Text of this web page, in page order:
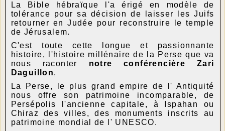
La Bible hébraïque l'a érigé en modèle de
tolérance pour sa décision de laisser les Juifs
retourner en Judée pour reconstruire le temple
de Jérusalem.
C'est toute cette longue et passionnante
histoire, l'histoire millénaire de la Perse que va
nous raconter notre conférencière Zari
Daguillon,
La Perse, le plus grand empire de l' Antiquité
nous offre son patrimoine incomparable, de
Persépolis l'ancienne capitale, à Ispahan ou
Chiraz des villes, des monuments inscrits au
patrimoine mondial de l' UNESCO.